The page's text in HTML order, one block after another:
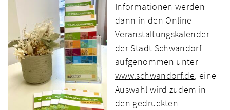
Informationen werden
dann in den Online-
Veranstaltungskalender
der Stadt Schwandorf
aufgenommen unter
www.schwandorf.de, eine
Auswahl wird zudem in
den gedruckten